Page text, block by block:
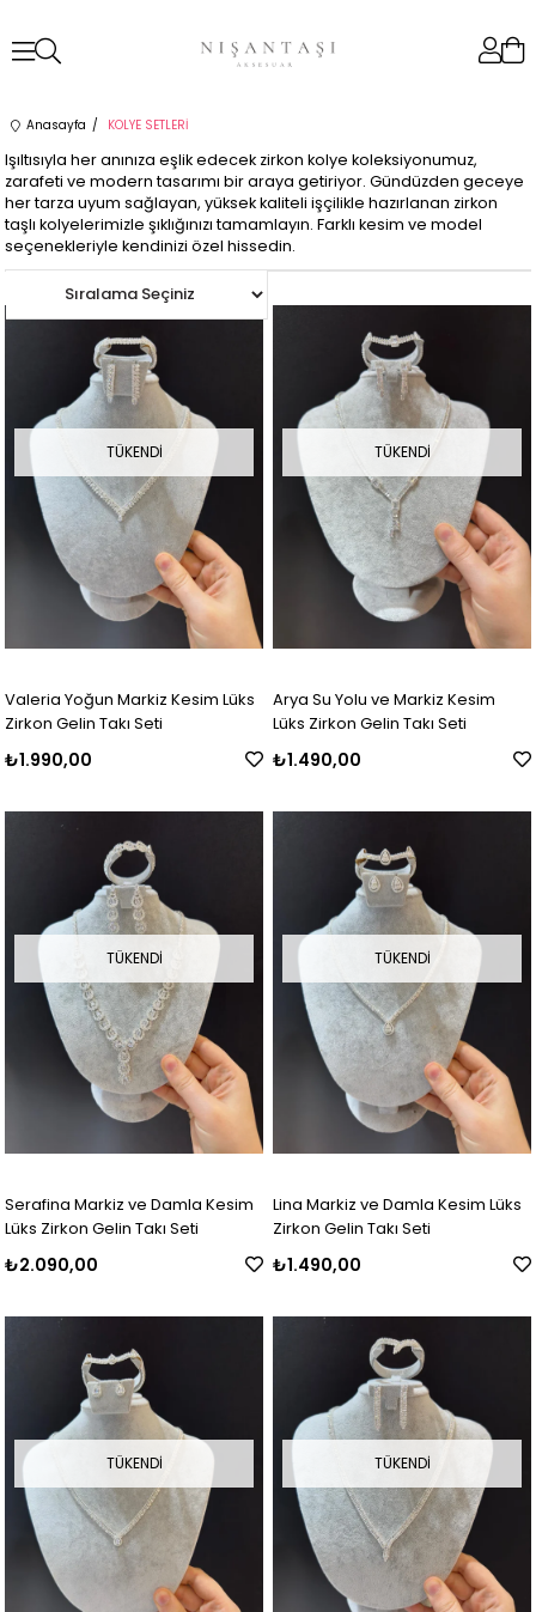
Anasayfa KOLYE SETLERİ
Işıltısıyla her anınıza eşlik edecek zirkon kolye koleksiyonumuz,
zarafeti ve modern tasarımı bir araya getiriyor. Gündüzden geceye
her tarza uyum sağlayan, yüksek kaliteli işçilikle hazırlanan zirkon
taşlı kolyelerimizle şıklığınızı tamamlayın. Farklı kesim ve model
seçenekleriyle kendinizi özel hissedin.
TÜKENDI
Valeria Yoğun Markiz Kesim Lüks
Zirkon Gelin Takı Seti
₺1.990,00
TÜKENDI
Arya Su Yolu ve Markiz Kesim
Lüks Zirkon Gelin Takı Seti
₺1.490,00
TÜKENDI
Serafina Markiz ve Damla Kesim
Lüks Zirkon Gelin Takı Seti
₺2.090,00
TÜKENDI
Lina Markiz ve Damla Kesim Lüks
Zirkon Gelin Takı Seti
₺1.490,00
TÜKENDI TÜKENDI